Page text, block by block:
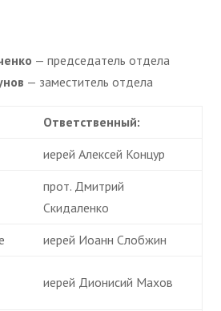
— председатель отдела
— заместитель отдела
Ответственный:
иерей Алексей Концур
прот. Дмитрий
Скидаленко
иерей Иоанн Слобжин
иерей Дионисий Махов